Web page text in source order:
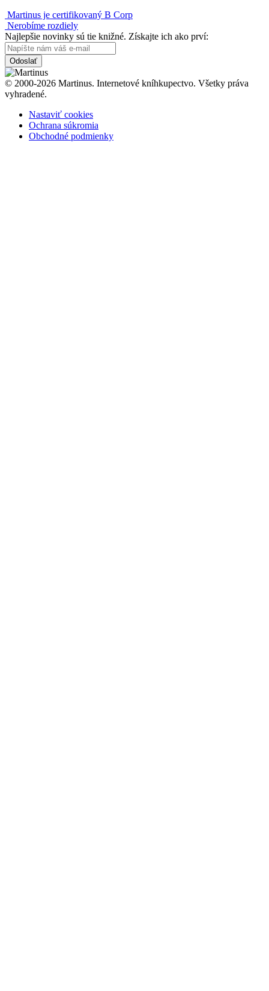
Martinus je certifikovaný B Corp
Nerobíme rozdiely
Najlepšie novinky sú tie knižné. Získajte ich ako prví:
Odoslať
© 2000-2026 Martinus. Internetové kníhkupectvo. Všetky práva
vyhradené.
Nastaviť cookies
Ochrana súkromia
Obchodné podmienky